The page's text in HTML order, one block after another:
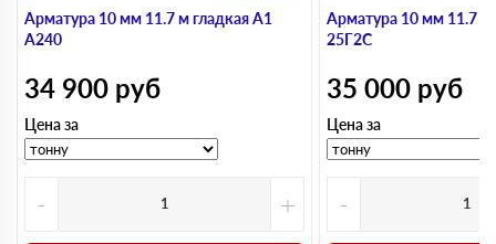
Арматура 10 мм 11.7 м гладкая А1
А240
34 900 руб
Цена за
- +
Арматура 10 мм 11.7 м
25Г2С
35 000 руб
Цена за
-